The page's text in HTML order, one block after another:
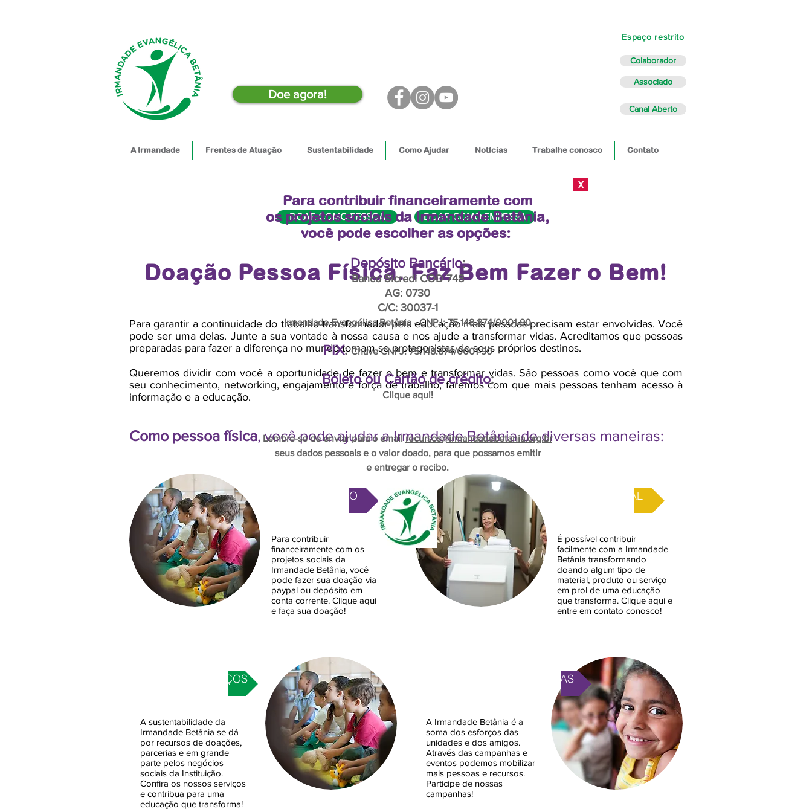
Espaço restrito
Colaborador
Doe agora!
Associado
Canal Aberto
A Irmandade Frentes de Atuação Sustentabilidade Como Ajudar Notícias Trabalhe conosco Contato
DOAR COMO PESSOA DOAR COMO EMPRESA
Doação Pessoa Física. Faz Bem Fazer o Bem!
Para garantir a continuidade do trabalho transformador pela educação mais pessoas precisam estar envolvidas. Você
pode ser uma delas. Junte a sua vontade à nossa causa e nos ajude a transformar vidas. Acreditamos que pessoas
preparadas para fazer a diferença no mundo tornam-se protagonistas de seus próprios destinos.
Queremos dividir com você a oportunidade de fazer o bem e transformar vidas. São pessoas como você que com
seu conhecimento, networking, engajamento e força de trabalho, faremos com que mais pessoas tenham acesso à
informação e a educação.
Como pessoa física, você pode ajudar a Irmandade Betânia de diversas maneiras:
DOAR DINHEIRO
Para contribuir
financeiramente com os
projetos sociais da
Irmandade Betânia, você
pode fazer sua doação via
paypal ou depósito em
conta corrente. Clique aqui
e faça sua doação!
DOAR MATERIAL
É possível contribuir
facilmente com a Irmandade
Betânia transformando
doando algum tipo de
material, produto ou serviço
em prol de uma educação
que transforma. Clique aqui e
entre em contato conosco!
ADQUIRIR SERVIÇOS
A sustentabilidade da
Irmandade Betânia se dá
por recursos de doações,
parcerias e em grande
parte pelos negócios
sociais da Instituição.
Confira os nossos serviços
e contribua para uma
educação que transforma!
A Irmandade Betânia é a
soma dos esforços das
unidades e dos amigos.
Através das campanhas e
eventos podemos mobilizar
mais pessoas e recursos.
Participe de nossas
campanhas!
PARTICIPAR DE CAMPANHAS
Para contribuir financeiramente com
os projetos sociais da Irmandade Betânia,
você pode escolher as opções:
Depósito Bancário​:
Banco Sicredi COD 748
AG: 0730
C/C: 30037-1
Irmandade Evangélica Betânia - CNPJ: 75.148.874/0001-90
PIX​:Chave CNPJ: 75.148.874/0001-90
Boleto ou Cartão de crédito​:
Clique aqui!
Lembre-se de enviar para o emailrecursos@irmandadebetania.org.br
seus dados pessoais e o valor doado, para que possamos emitir
e entregar o recibo.
X